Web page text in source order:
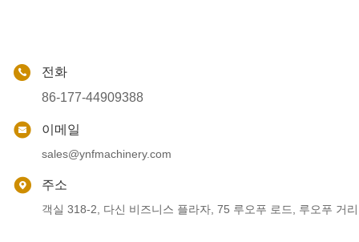
전화
86-177-44909388
이메일
sales@ynfmachinery.com
주소
객실 318-2, 다신 비즈니스 플라자, 75 루오푸 로드, 루오푸 거